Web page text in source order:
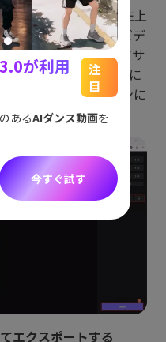
ーウィンドウで、左上
クリックし、ソースビデ
ます。次に、メディアサ
下の+（タイムラインに
リップをタイムラインに
エクスポートする
が利用
注
目
あるAIダンス動画を
今すぐ試す
アイ